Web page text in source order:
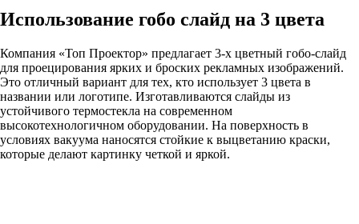
Использование гобо слайд на 3 цвета
Компания «Топ Проектор» предлагает 3-х цветный гобо-слайд
для проецирования ярких и броских рекламных изображений.
Это отличный вариант для тех, кто использует 3 цвета в
названии или логотипе. Изготавливаются слайды из
устойчивого термостекла на современном
высокотехнологичном оборудовании. На поверхность в
условиях вакуума наносятся стойкие к выцветанию краски,
которые делают картинку четкой и яркой.